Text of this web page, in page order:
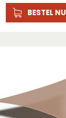
BESTEL NU